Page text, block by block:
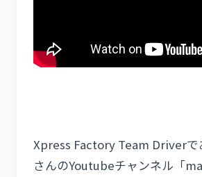
Xpress Factory Team Driverで
さんのYoutubeチャンネル「